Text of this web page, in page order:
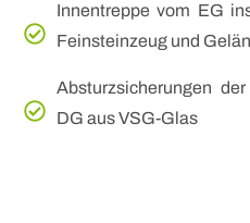
Innentreppe vom EG
Feinsteinzeug und
Absturzsicherungen
DG aus VSG-Glas